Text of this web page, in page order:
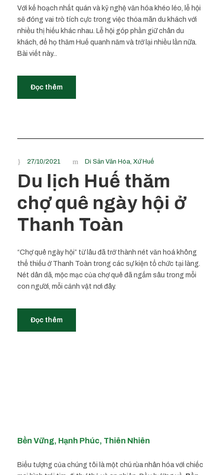
Với kế hoạch nhất quán và kỹ nghệ văn hóa khéo léo, lễ hội
sẽ đóng vai trò tích cực trong việc thỏa mãn du khách với
nhiều thị hiếu khác nhau. Lễ hội góp phần giữ chân du
khách, để họ thăm Huế quanh năm và trở lại nhiều lần nữa.
Bài viết này...
Đọc thêm
27/10/2021 Di Sản Văn Hóa, Xứ Huế
Du lịch Huế thăm
chợ quê ngày hội ở
Thanh Toàn
“Chợ quê ngày hội” từ lâu đã trở thành nét văn hoá không
thể thiếu ở Thanh Toàn trong các sự kiện tổ chức tại làng.
Nét dân dã, mộc mạc của chợ quê đã ngấm sâu trong mỗi
con người, mỗi cảnh vật nơi đây.
Đọc thêm
Bền Vững, Hạnh Phúc, Thiên Nhiên
Biểu tượng của chúng tôi là một chú rùa nhân hóa với chiếc